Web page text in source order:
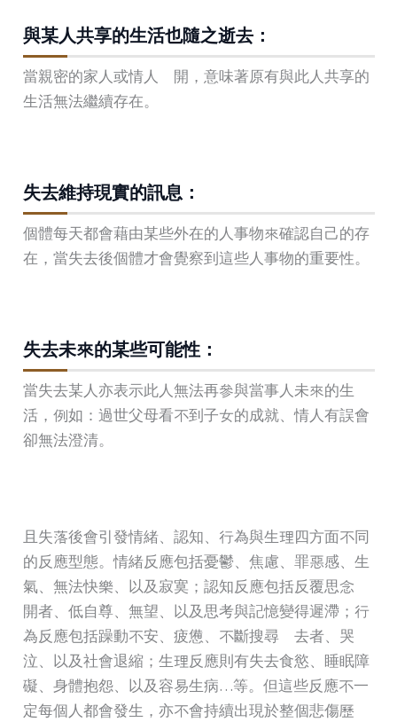
與某人共享的生活也隨之逝去：
當親密的家人或情人離開，意味著原有與此人共享的
生活無法繼續存在。
失去維持現實的訊息：
個體每天都會藉由某些外在的人事物來確認自己的存
在，當失去後個體才會覺察到這些人事物的重要性。
失去未來的某些可能性：
當失去某人亦表示此人無法再參與當事人未來的生
活，例如：過世父母看不到子女的成就、情人有誤會
卻無法澄清。
且失落後會引發情緒、認知、行為與生理四方面不同
的反應型態。情緒反應包括憂鬱、焦慮、罪惡感、生
氣、無法快樂、以及寂寞；認知反應包括反覆思念離
開者、低自尊、無望、以及思考與記憶變得遲滯；行
為反應包括躁動不安、疲憊、不斷搜尋離去者、哭
泣、以及社會退縮；生理反應則有失去食慾、睡眠障
礙、身體抱怨、以及容易生病…等。但這些反應不一
定每個人都會發生，亦不會持續出現於整個悲傷歷